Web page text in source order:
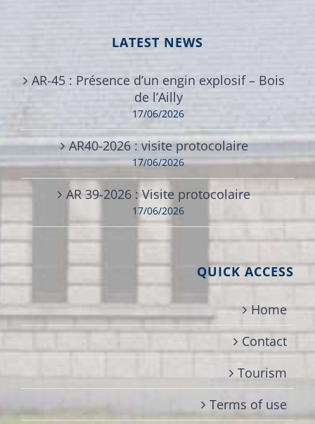
LATEST NEWS
AR-45 : Présence d’un engin explosif – Bois
de l’Ailly
17/06/2026
AR40-2026 : visite protocolaire
17/06/2026
AR 39-2026 : Visite protocolaire
17/06/2026
QUICK ACCESS
Home
Contact
Tourism
Terms of use